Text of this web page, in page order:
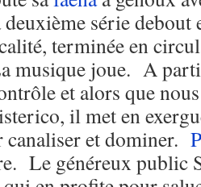
série debout
terminée en
joue. A
et alors que
il met en
et dominer.
Le généreux public